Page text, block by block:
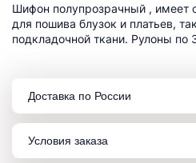
Шифон полупрозрачный , имеет
для пошива блузок и платьев,
подкладочной ткани. Рулоны по
Доставка по России
Условия заказа